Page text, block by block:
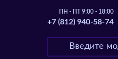
ПН - ПТ 9:00 - 18:00
+7 (812) 940-58-74